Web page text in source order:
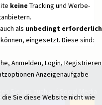
keine Tracking und Werbe-
als unbedingt erforderlich
eingesetzt. Diese sind:
Anmelden, Login, Registrieren
Anzeigenaufgabe
Sie diese Website nicht wie